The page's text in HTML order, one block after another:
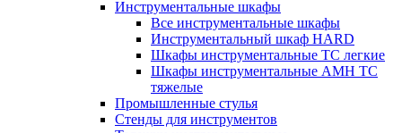
Инструментальные шкафы
Все инструментальные шкафы
Инструментальный шкаф HARD
Шкафы инструментальные ТС легкие
Шкафы инструментальные AMH TC
тяжелые
Промышленные стулья
Стенды для инструментов